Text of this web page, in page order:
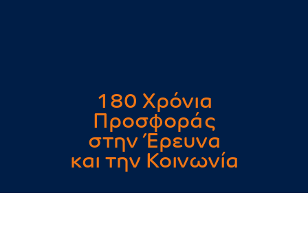
180 Χρόνια
Προσφοράς
στην Έρευνα
και την Κοινωνία